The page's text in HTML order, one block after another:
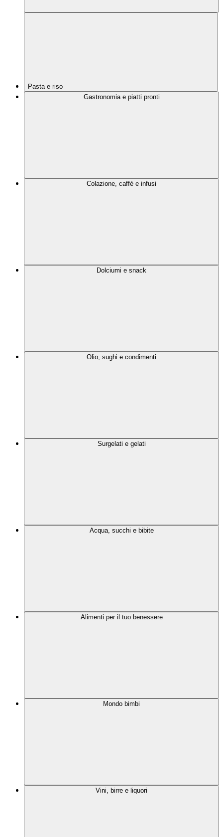
Pasta e riso
Gastronomia e piatti pronti
Colazione, caffè e infusi
Dolciumi e snack
Olio, sughi e condimenti
Surgelati e gelati
Acqua, succhi e bibite
Alimenti per il tuo benessere
Mondo bimbi
Vini, birre e liquori